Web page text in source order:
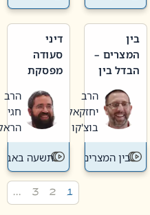
בין
המצרים –
הבדל בין
חדשה
לישנה
הרב
יחזקאל
בוצ'קו
בין המצרים
דיני
סעודה
מפסקת
תשעה
באב
הרב
חגי
הראל
תשעה באב